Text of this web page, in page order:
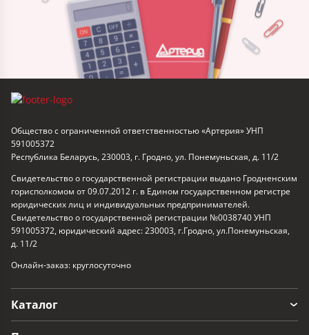
Общество с ограниченной ответственностью «Артерия» УНП
591005372
Республика Беларусь, 230003, г. Гродно, ул. Понемуньская, д. 11/2
Свидетельство о государственной регистрации выдано Гродненским
горисполкомом от 09.07.2012 г. в Едином государственном регистре
юридических лиц и индивидуальных предпринимателей.
Свидетельство о государственной регистрации №0038740 УНП
591005372, юридический адрес: 230003, г.Гродно, ул.Понемуньская,
д. 11/2
Онлайн-заказ: круглосуточно
Каталог